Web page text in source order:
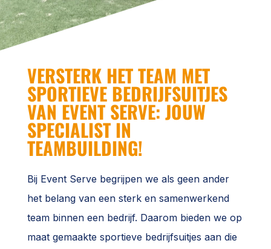
VERSTERK HET TEAM MET
SPORTIEVE BEDRIJFSUITJES
VAN EVENT SERVE: JOUW
SPECIALIST IN
TEAMBUILDING!
Bij Event Serve begrijpen we als geen ander
het belang van een sterk en samenwerkend
team binnen een bedrijf. Daarom bieden we op
maat gemaakte sportieve bedrijfsuitjes aan die